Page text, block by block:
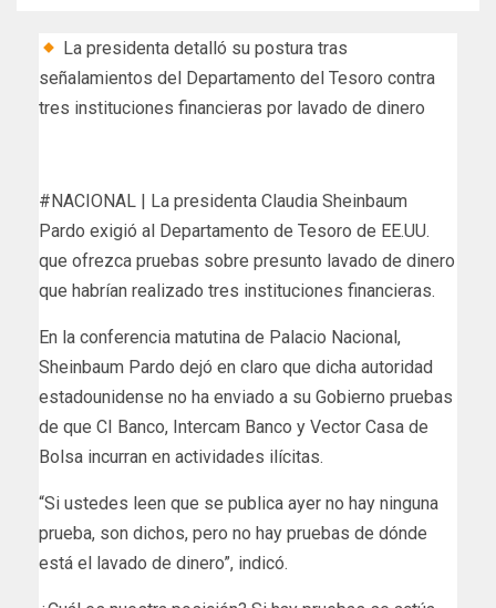
La presidenta detalló su postura tras
señalamientos del Departamento del Tesoro contra
tres instituciones financieras por lavado de dinero
#NACIONAL | La presidenta Claudia Sheinbaum
Pardo exigió al Departamento de Tesoro de EE.UU.
que ofrezca pruebas sobre presunto lavado de dinero
que habrían realizado tres instituciones financieras.
En la conferencia matutina de Palacio Nacional,
Sheinbaum Pardo dejó en claro que dicha autoridad
estadounidense no ha enviado a su Gobierno pruebas
de que CI Banco, Intercam Banco y Vector Casa de
Bolsa incurran en actividades ilícitas.
“Si ustedes leen que se publica ayer no hay ninguna
prueba, son dichos, pero no hay pruebas de dónde
está el lavado de dinero”, indicó.